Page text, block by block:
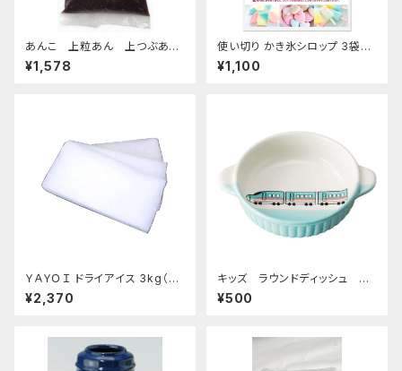
あんこ 上粒あん 上つぶあん
1kg-老舗あんこ屋のこだわり餡
¥1,578
使い切り かき氷シロップ 3袋セ
ット いちご ハワイアンブルー マ
ンゴー マスカット コーラ 35mL
¥1,100
ＹＡＹＯＩ ドライアイス 3kg（出
荷時4kg弱） おすすめ
¥2,370
キッズ ラウンドディッシュ 超
特急エメラルド
¥500